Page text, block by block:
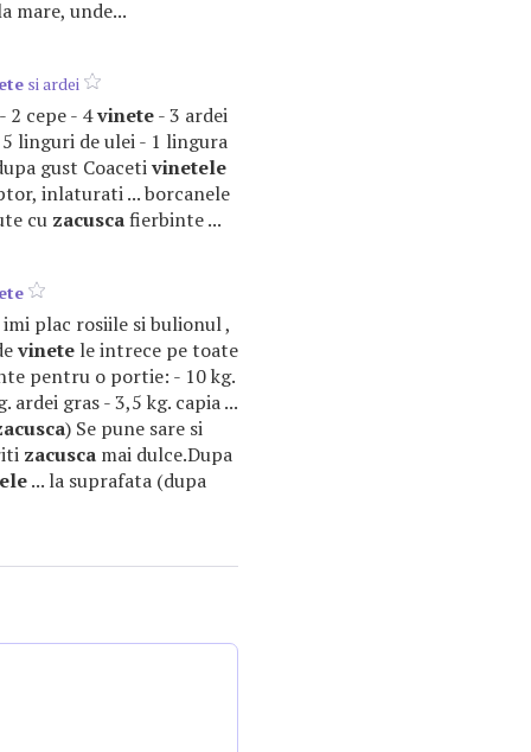
mare, unde...
si ardei
2 cepe - 4vinete- 3 ardei
linguri de ulei - 1 lingura
gust Coacetivinetele
inlaturati ... borcanele
cu zacuscafierbinte ...
plac rosiile si bulionul ,
vinete le intrece pe toate
pentru o portie: - 10 kg.
ardei gras - 3,5 kg. capia ...
) Se pune sare si
zacusca mai dulce.Dupa
... la suprafata (dupa